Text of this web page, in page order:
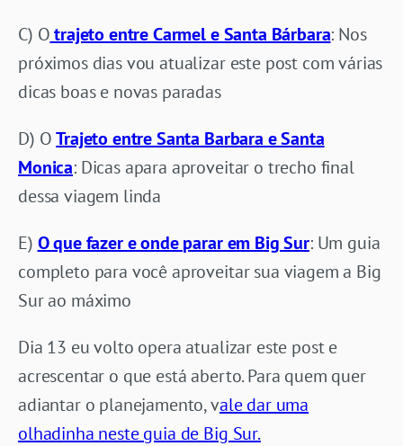
C) Otrajeto entre Carmel e Santa Bárbara: Nos
próximos dias vou atualizar este post com várias
dicas boas e novas paradas
D) OTrajeto entre Santa Barbara e Santa
Monica: Dicas apara aproveitar o trecho final
dessa viagem linda
E) O que fazer e onde parar em Big Sur: Um guia
completo para você aproveitar sua viagem a Big
Sur ao máximo
Dia 13 eu volto opera atualizar este post e
acrescentar o que está aberto. Para quem quer
adiantar o planejamento, vale dar uma
olhadinha neste guia de Big Sur.